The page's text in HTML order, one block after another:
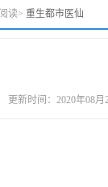
读> 重生都市医仙
新时间：2020年08月